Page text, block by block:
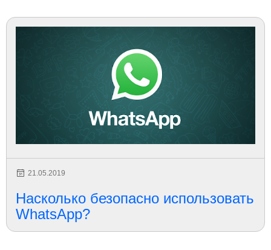
21.05.2019
Насколько безопасно использовать
WhatsApp?